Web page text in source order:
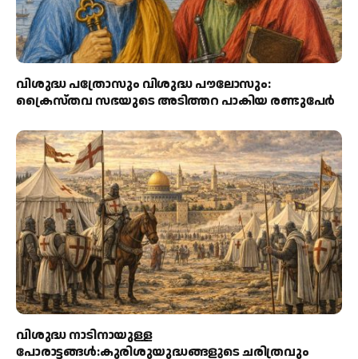
വിശുദ്ധ പത്രോസും വിശുദ്ധ പൗലോസും:
ക്രൈസ്തവ സഭയുടെ അടിത്തറ പാകിയ രണ്ടുപേര്‍
വിശുദ്ധ നാടിനായുള്ള
പോരാട്ടങ്ങള്‍:കുരിശുയുദ്ധങ്ങളുടെ ചരിത്രവും